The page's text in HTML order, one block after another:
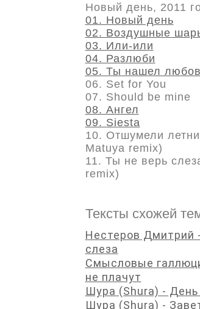
Новый день, 2011
01. Новый день
02. Воздушные
03. Или-или
04. Разлюби
05. Ты нашел
06. Set for You
07. Should be mine
08. Ангел
09. Siesta
10. Отшумели
Matuya remix)
11. Ты не верь
remix)
Тексты схожей
Нестеров Дмитрий
слеза
Смысловые
не плачут
Шура (Shura) - День
Шура (Shura) -